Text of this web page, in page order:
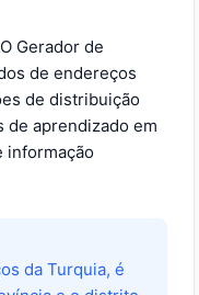
O Gerador de
de endereços
de distribuição
de aprendizado em
informação
da Turquia, é